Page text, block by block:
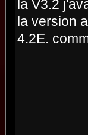
la V3.2
la version
4.2E.